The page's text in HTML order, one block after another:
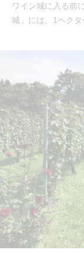
ワイン城に入る前
城」には、1ヘクタ